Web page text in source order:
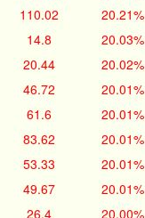
110.02 20.21%
14.8 20.03%
20.44 20.02%
46.72 20.01%
61.6 20.01%
83.62 20.01%
53.33 20.01%
49.67 20.01%
26.4 20.00%